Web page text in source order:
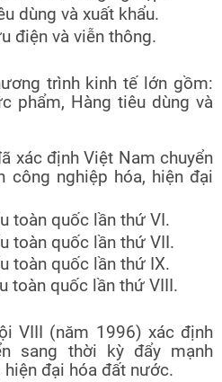
dùng và xuất khẩu.
điện và viễn thông.
trình kinh tế lớn gồm:
phẩm, Hàng tiêu dùng và
xác định Việt Nam chuyển
công nghiệp hóa, hiện đại
toàn quốc lần thứ VI.
toàn quốc lần thứ VII.
toàn quốc lần thứ IX.
toàn quốc lần thứ VIII.
VIII (năm 1996) xác định
sang thời kỳ đẩy mạnh
hiện đại hóa đất nước.